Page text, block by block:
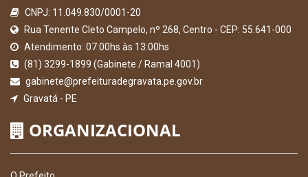
CNPJ: 11.049.830/0001-20
Rua Tenente Cleto Campelo, nº 268, Centro - CEP: 55.641-000
Atendimento: 07:00hs às 13:00hs
(81) 3299-1899 (Gabinete / Ramal 4001)
gabinete@prefeituradegravata.pe.gov.br
Gravatá - PE
ORGANIZACIONAL